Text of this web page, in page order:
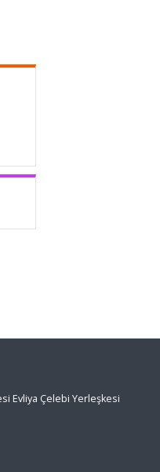
Evliya Çelebi Yerleşkesi